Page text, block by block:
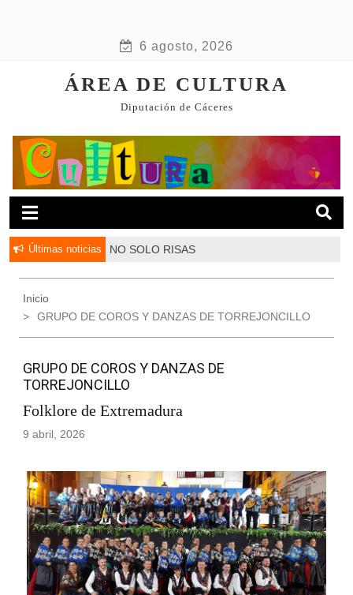
6 agosto, 2026
ÁREA DE CULTURA
Diputación de Cáceres
Últimas noticias NO SOLO RISAS
Inicio
GRUPO DE COROS Y DANZAS DE TORREJONCILLO
GRUPO DE COROS Y DANZAS DE
TORREJONCILLO
Folklore de Extremadura
9 abril, 2026